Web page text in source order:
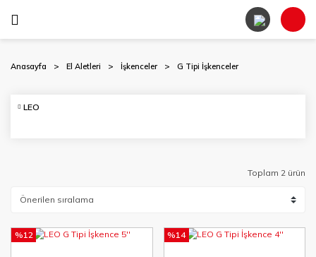
Anasayfa El Aletleri İşkenceler G Tipi İşkenceler
LEO
Toplam 2 ürün
%12 %14